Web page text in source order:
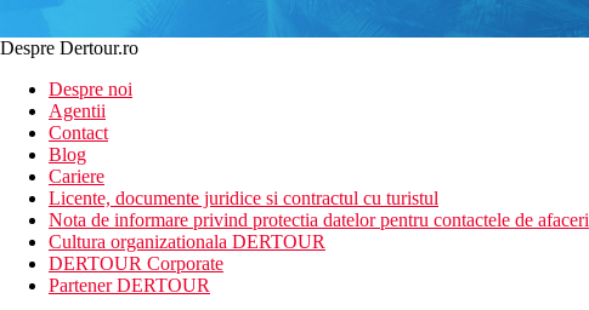
Despre Dertour.ro
Despre noi
Agentii
Contact
Blog
Cariere
Licente, documente juridice si contractul cu turistul
Nota de informare privind protectia datelor pentru contactele de afaceri
Cultura organizationala DERTOUR
DERTOUR Corporate
Partener DERTOUR